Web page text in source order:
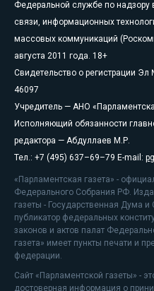
Федеральной службе по надзору
связи, информационных
массовых коммуникаций
августа 2011 года. 18+
Свидетельство о регистрации
46097
Учредитель — АНО
Исполняющий обязанности
редактора — Абдуллаев М.Р.
Тел.: +7 (495) 637–69–79 E-mail:
«Парламентская газета» -
Федерального Собрания РФ.
газеты - Государственная Дума
публикатор федеральных
законов и актов палат
газета» имеет пункты печати и
федерации.
Сайт «Парламентской газеты» -
достоверная информация о